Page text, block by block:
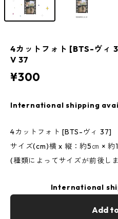
4カットフォト [BTS-ヴ
V 37
¥300
International shipping
4カットフォト [BTS-ヴィ 37]
サイズ(cm)横 x 縦：約5㎝ × 約
(種類によってサイズが前後し
International
Add